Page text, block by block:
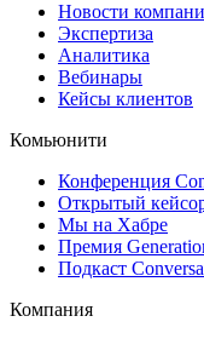
Новости
Экспертиза
Аналитика
Вебинары
Кейсы клиентов
Комьюнити
Конференция
Открытый
Мы на Хабре
Премия
Подкаст
Компания